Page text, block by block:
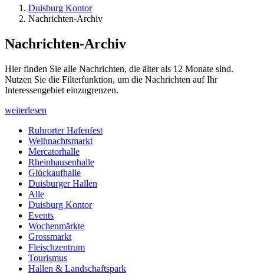
Duisburg Kontor
Nachrichten-Archiv
Nachrichten-Archiv
Hier finden Sie alle Nachrichten, die älter als 12 Monate sind.
Nutzen Sie die Filterfunktion, um die Nachrichten auf Ihr
Interessengebiet einzugrenzen.
weiterlesen
Ruhrorter Hafenfest
Weihnachtsmarkt
Mercatorhalle
Rheinhausenhalle
Glückaufhalle
Duisburger Hallen
Alle
Duisburg Kontor
Events
Wochenmärkte
Grossmarkt
Fleischzentrum
Tourismus
Hallen & Landschaftspark